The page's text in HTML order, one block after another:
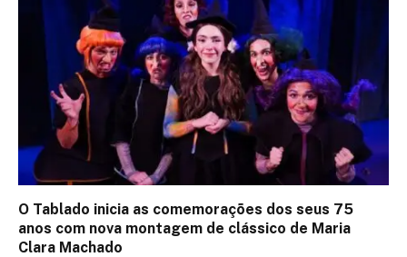
O Tablado inicia as comemorações dos seus 75
anos com nova montagem de clássico de Maria
Clara Machado